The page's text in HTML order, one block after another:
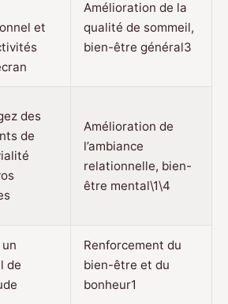
et
Amélioration de la
qualité de sommeil,
bien-être général3
des
de
Amélioration de
l’ambiance
relationnelle, bien-
être mental\1\4
de
Renforcement du
bien-être et du
bonheur1